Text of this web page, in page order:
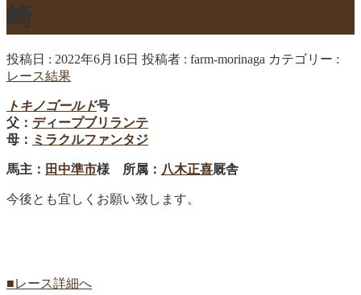
崎
投稿日 : 2022年6月16日 投稿者 : farm-morinaga カテゴリー :
レース結果
トキノゴールド号
父： ディープブリランテ
母： ミラクルファンタジ
馬主： 田中準市様 所属： 八木正喜厩舎
今後とも宜しくお願い致します。
■レース詳細へ